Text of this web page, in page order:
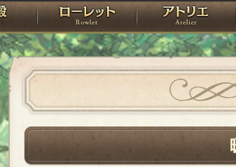
PandoraPartyProject
神殿 ローレット